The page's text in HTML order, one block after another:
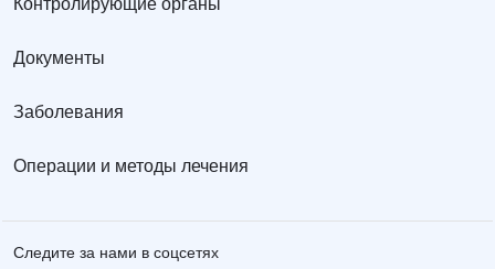
Контролирующие органы
Документы
Заболевания
Операции и методы лечения
Следите за нами в соцсетях